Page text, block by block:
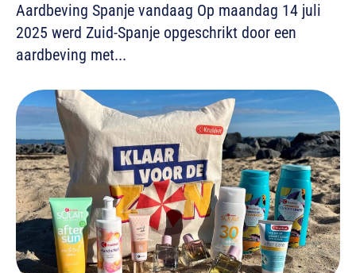
Aardbeving Spanje vandaag Op maandag 14 juli
2025 werd Zuid-Spanje opgeschrikt door een
aardbeving met...